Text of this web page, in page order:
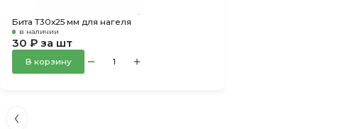
Бита Т30х25 мм для нагеля
в наличии
30 ₽ за шт
В корзину